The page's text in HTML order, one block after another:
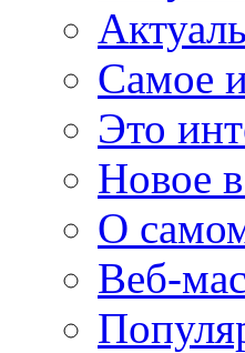
Самое
Это
Новое
О
Веб-